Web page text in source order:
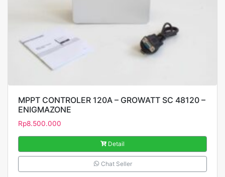
MPPT CONTROLER 120A – GROWATT SC 48120 –
ENIGMAZONE
Rp8.500.000
Detail
Chat Seller